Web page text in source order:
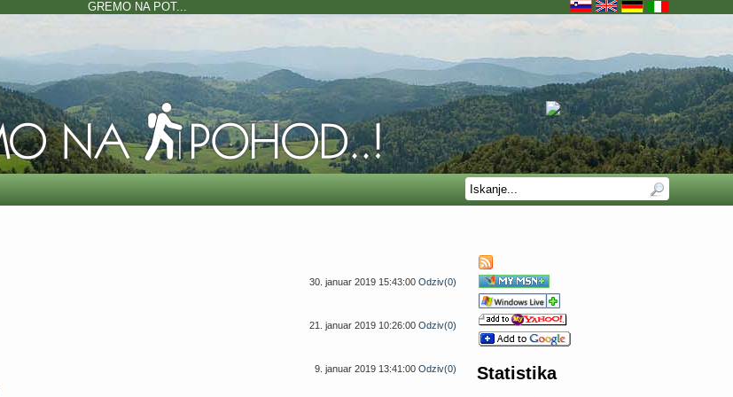
GREMO NA POT...
Statistika
30. januar 2019 15:43:00 Odziv(0)
21. januar 2019 10:26:00 Odziv(0)
9. januar 2019 13:41:00 Odziv(0)